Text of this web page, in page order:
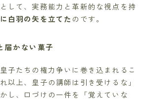
して、実務能力と革新的な視点を持
白羽の矢を立てた のです。
届かない菓子
子たちの権力争いに巻き込まれるこ
以上、皇子の講師は引き受けるな」
し、口づけの一件を「覚えていな